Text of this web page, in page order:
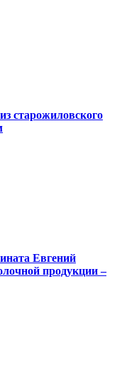
старожиловского
Евгений
продукции –